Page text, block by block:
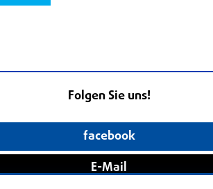
Folgen Sie uns!
facebook
E-Mail